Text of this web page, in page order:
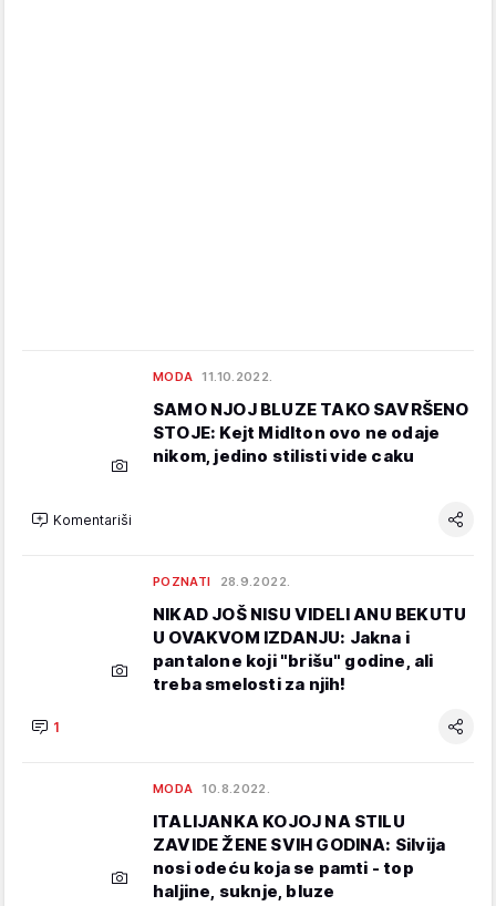
MODA 11.10.2022.
SAMO NJOJ BLUZE TAKO SAVRŠENO
STOJE: Kejt Midlton ovo ne odaje
nikom, jedino stilisti vide caku
Komentariši
POZNATI 28.9.2022.
NIKAD JOŠ NISU VIDELI ANU BEKUTU
U OVAKVOM IZDANJU: Jakna i
pantalone koji "brišu" godine, ali
treba smelosti za njih!
1
MODA 10.8.2022.
ITALIJANKA KOJOJ NA STILU
ZAVIDE ŽENE SVIH GODINA: Silvija
nosi odeću koja se pamti - top
haljine, suknje, bluze